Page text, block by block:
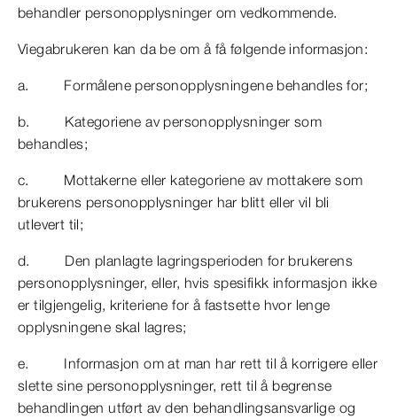
behandler personopplysninger om vedkommende.
Viegabrukeren kan da be om å få følgende informasjon:
a. Formålene personopplysningene behandles for;
b. Kategoriene av personopplysninger som
behandles;
c. Mottakerne eller kategoriene av mottakere som
brukerens personopplysninger har blitt eller vil bli
utlevert til;
d. Den planlagte lagringsperioden for brukerens
personopplysninger, eller, hvis spesifikk informasjon ikke
er tilgjengelig, kriteriene for å fastsette hvor lenge
opplysningene skal lagres;
e. Informasjon om at man har rett til å korrigere eller
slette sine personopplysninger, rett til å begrense
behandlingen utført av den behandlingsansvarlige og